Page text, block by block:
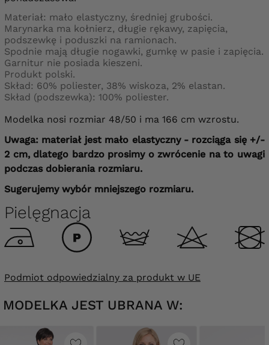
Materiał: mało elastyczny, średniej grubości.
Marynarka ma kołnierz, długie rękawy, zapięcia,
podszewkę i poduszki na ramionach.
Spodnie mają długie nogawki, gumkę w pasie i zapięcia.
Garnitur nie posiada kieszeni.
Produkt polski.
Skład: 60% poliester, 38% wiskoza, 2% elastan.
Skład (podszewka): 100% poliester.
Modelka nosi rozmiar 48/50 i ma 166 cm wzrostu.
Uwaga: materiał jest mało elastyczny - rozciąga się +/-
2 cm, dlatego bardzo prosimy o zwrócenie na to uwagi
podczas dobierania rozmiaru.
Sugerujemy wybór mniejszego rozmiaru.
Pielęgnacja
Podmiot odpowiedzialny za produkt w UE
MODELKA JEST UBRANA W: